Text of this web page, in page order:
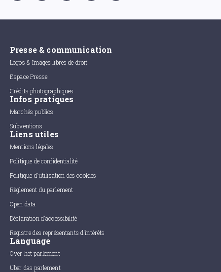
Presse & communication
Logos & Images libres de droit
Espace Presse
Crédits photographiques
Infos pratiques
Marchés publics
Subventions
Liens utiles
Mentions légales
Politique de confidentialité
Politique d'utilisation des cookies
Règlement du parlement
Open data
Déclaration d'accessibilité
Registre des représentants d'intérêts
Language
Over het parlement
Uber das parlement